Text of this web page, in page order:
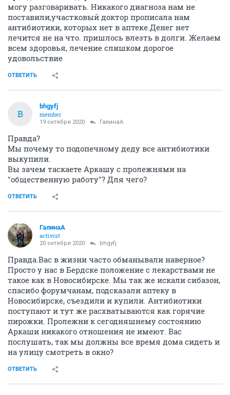
могу разговаривать. Никакого диагноза нам не
поставили,участковый доктор прописала нам
антибиотики, которых нет в аптеке.Денег нет
лечится не на что. пришлось влезть в долги. Желаем
всем здоровья, лечение слишком дорогое
удовольствие
ОТВЕТИТЬ
B
bhgyfj
member
19 октября 2020 ГалинаА
Правда?
Мы почему то подопечному деду все антибиотики
выкупили.
Вы зачем таскаете Аркашу с пролежнями на
"общественную работу"? Для чего?
ОТВЕТИТЬ
ГалинаА
activist
20 октября 2020 bhgyfj
Правда.Вас в жизни часто обманывали наверное?
Просто у нас в Бердске положение с лекарствами не
такое как в Новосибирске. Мы так же искали сибазон,
спасибо форумчанам, подсказали аптеку в
Новосибирске, съездили и купили. Антибиотики
поступают и тут же расхватываются как горячие
пирожки. Пролежни к сегодняшнему состоянию
Аркаши никакого отношения не имеют. Вас
послушать, так мы должны все время дома сидеть и
на улицу смотреть в окно?
ОТВЕТИТЬ